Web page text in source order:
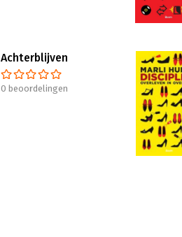
Achterblijven
0 beoordelingen